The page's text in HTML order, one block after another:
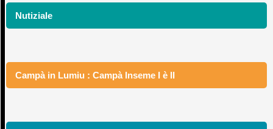
Nutiziale
Campà in Lumiu : Campà Inseme I è II